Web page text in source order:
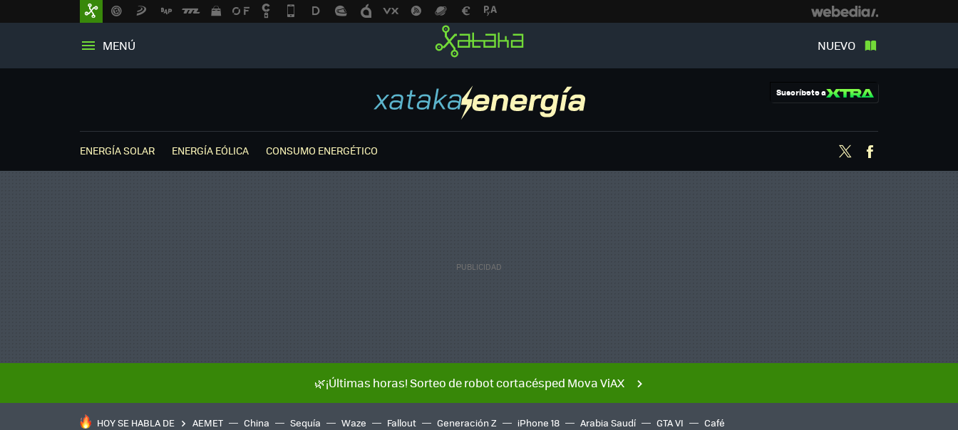
MENÚ NUEVO
Suscríbete a
ENERGÍA SOLAR ENERGÍA EÓLICA CONSUMO ENERGÉTICO Twitter
🌿¡Últimas horas! Sorteo de robot cortacésped Mova ViAX
HOY SE HABLA DE AEMET China Sequía Waze Fallout Generación Z iPhone 18 Arabia Saudí GTA VI Café